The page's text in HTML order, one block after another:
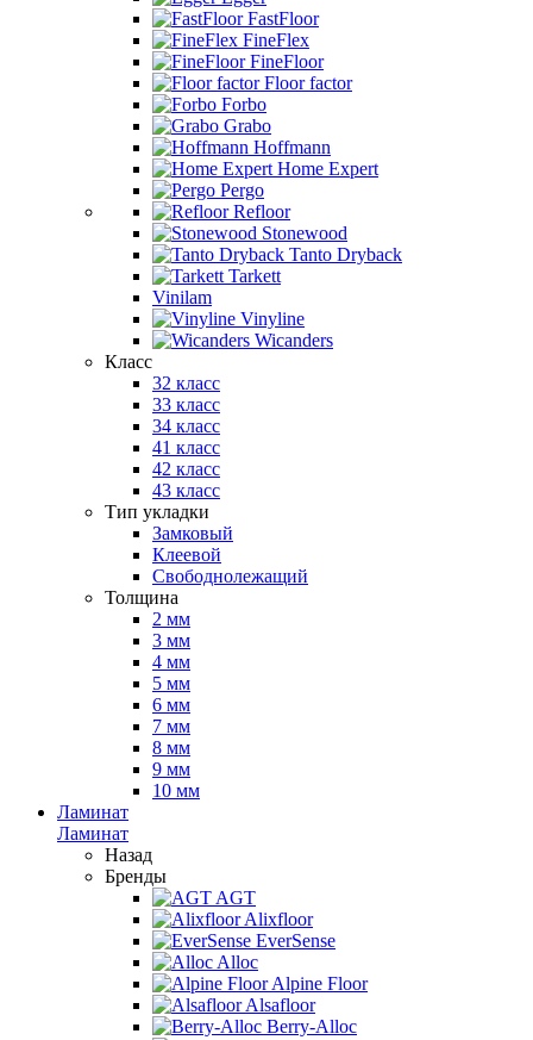
FastFloor
FineFlex
FineFloor
Floor factor
Forbo
Grabo
Hoffmann
Home Expert
Pergo
Refloor
Stonewood
Tanto Dryback
Tarkett
Vinilam
Vinyline
Wicanders
Класс
32 класс
33 класс
34 класс
41 класс
42 класс
43 класс
Тип укладки
Замковый
Клеевой
Свободнолежащий
Толщина
2 мм
3 мм
4 мм
5 мм
6 мм
7 мм
8 мм
9 мм
10 мм
Ламинат
Ламинат
Назад
Бренды
AGT
Alixfloor
EverSense
Alloc
Alpine Floor
Alsafloor
Berry-Alloc